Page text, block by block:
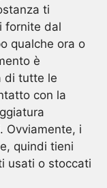
ti
fornite dal
qualche ora o
è
di tutte le
con la
Ovviamente, i
quindi tieni
usati o stoccati